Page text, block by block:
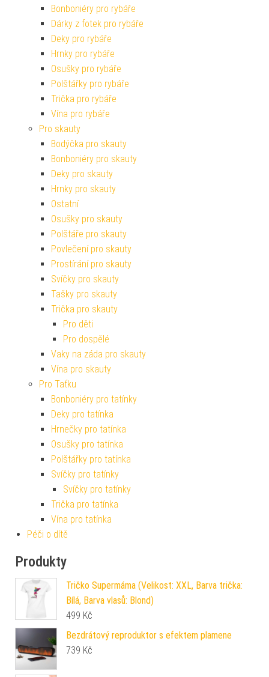
Bonboniéry pro rybáře
Dárky z fotek pro rybáře
Deky pro rybáře
Hrnky pro rybáře
Osušky pro rybáře
Polštářky pro rybáře
Trička pro rybáře
Vína pro rybáře
Pro skauty
Bodýčka pro skauty
Bonboniéry pro skauty
Deky pro skauty
Hrnky pro skauty
Ostatní
Osušky pro skauty
Polštáře pro skauty
Povlečení pro skauty
Prostírání pro skauty
Svíčky pro skauty
Tašky pro skauty
Trička pro skauty
Pro děti
Pro dospělé
Vaky na záda pro skauty
Vína pro skauty
Pro Taťku
Bonboniéry pro tatínky
Deky pro tatínka
Hrnečky pro tatínka
Osušky pro tatínka
Polštářky pro tatínka
Svíčky pro tatínky
Svíčky pro tatínky
Trička pro tatínka
Vína pro tatínka
Péči o dítě
Produkty
Tričko Supermáma (Velikost: XXL, Barva trička:
Bílá, Barva vlasů: Blond)
499 Kč
Bezdrátový reproduktor s efektem plamene
739 Kč